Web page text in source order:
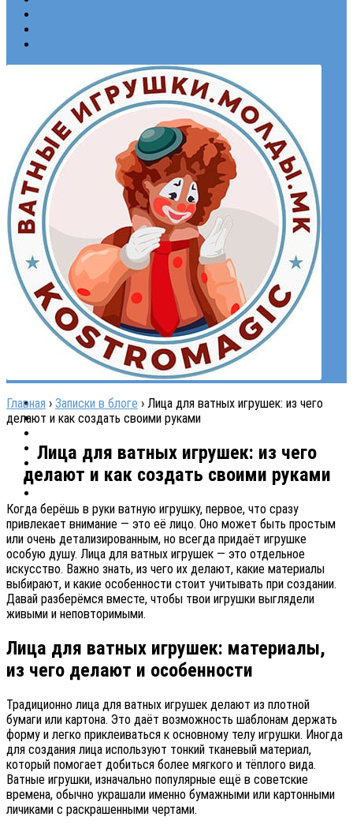
Главная › Записки в блоге › Лица для ватных игрушек: из чего
делают и как создать своими руками
Лица для ватных игрушек: из чего
делают и как создать своими руками
Когда берёшь в руки ватную игрушку, первое, что сразу
привлекает внимание — это её лицо. Оно может быть простым
или очень детализированным, но всегда придаёт игрушке
особую душу. Лица для ватных игрушек — это отдельное
искусство. Важно знать, из чего их делают, какие материалы
выбирают, и какие особенности стоит учитывать при создании.
Давай разберёмся вместе, чтобы твои игрушки выглядели
живыми и неповторимыми.
Лица для ватных игрушек: материалы,
из чего делают и особенности
Традиционно лица для ватных игрушек делают из плотной
бумаги или картона. Это даёт возможность шаблонам держать
форму и легко приклеиваться к основному телу игрушки. Иногда
для создания лица используют тонкий тканевый материал,
который помогает добиться более мягкого и тёплого вида.
Ватные игрушки, изначально популярные ещё в советские
времена, обычно украшали именно бумажными или картонными
личиками с раскрашенными чертами.